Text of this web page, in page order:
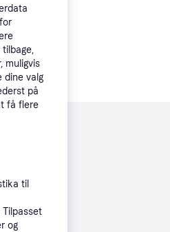
kr.
muligvis
dine valg
på
få flere
til
og